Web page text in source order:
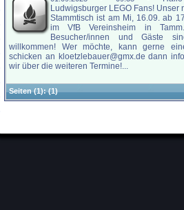
Ludwigsburger LEGO Fans! Unser
Stammtisch ist am Mi, 16.09. ab
im VfB Vereinsheim in
Besucher/innen und Gäste
willkommen! Wer möchte, kann gerne
schicken an kloetzlebauer@gmx.de dann
wir über die weiteren Termine!...
Seiten(1):(1)